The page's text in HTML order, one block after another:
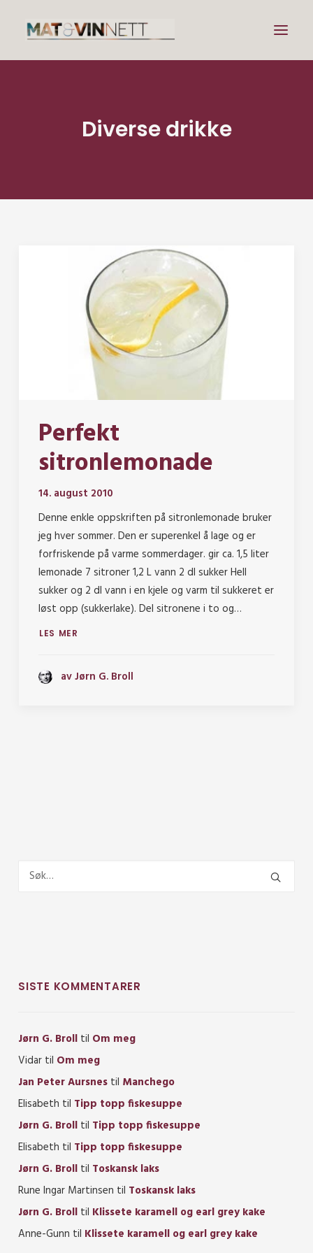
Om vin
Diverse drikke
Perfekt
sitronlemonade
14. august 2010
Denne enkle oppskriften på sitronlemonade bruker
jeg hver sommer. Den er superenkel å lage og er
forfriskende på varme sommerdager. gir ca. 1,5 liter
lemonade 7 sitroner 1,2 L vann 2 dl sukker Hell
sukker og 2 dl vann i en kjele og varm til sukkeret er
løst opp (sukkerlake). Del sitronene i to og…
LES MER
av Jørn G. Broll
SISTE KOMMENTARER
Jørn G. Broll til Om meg
Vidar til Om meg
Jan Peter Aursnes til Manchego
Elisabeth til Tipp topp fiskesuppe
Jørn G. Broll til Tipp topp fiskesuppe
Elisabeth til Tipp topp fiskesuppe
Jørn G. Broll til Toskansk laks
Rune Ingar Martinsen til Toskansk laks
Jørn G. Broll til Klissete karamell og earl grey kake
Anne-Gunn til Klissete karamell og earl grey kake